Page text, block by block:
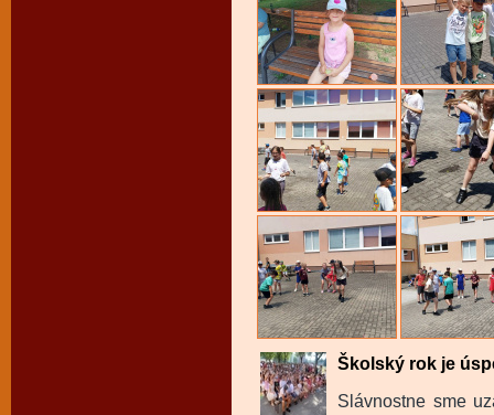
Školský rok je
Slávnostne sme